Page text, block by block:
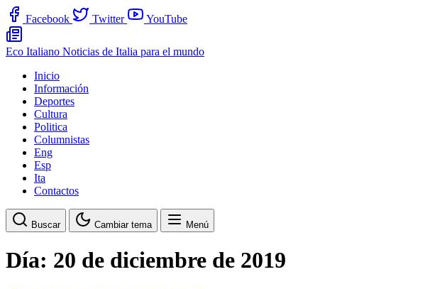
Facebook Twitter YouTube
Eco Italiano Noticias de Italia para el mundo
Inicio
Información
Deportes
Cultura
Politica
Columnistas
Eng
Esp
Ita
Contactos
Buscar Cambiar tema Menú
Día: 20 de diciembre de 2019